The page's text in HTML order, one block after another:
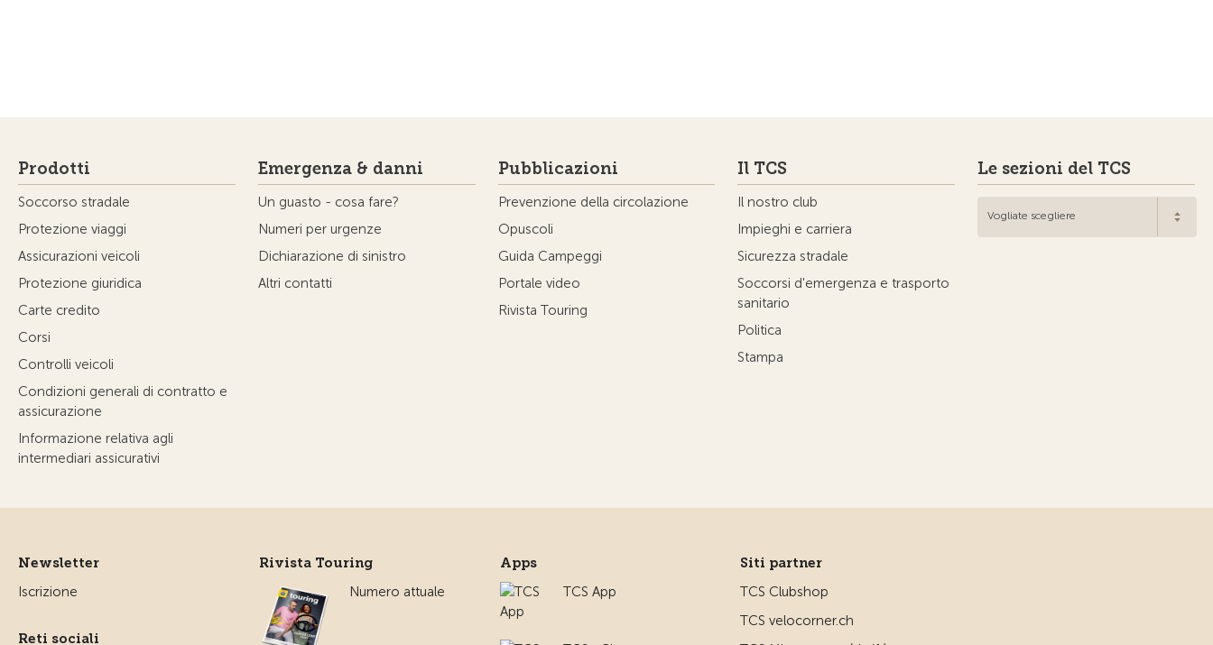
Prodotti
Soccorso stradale
Protezione viaggi
Assicurazioni veicoli
Protezione giuridica
Carte credito
Corsi
Controlli veicoli
Condizioni generali di contratto e
assicurazione
Informazione relativa agli
intermediari assicurativi
Emergenza & danni
Un guasto - cosa fare?
Numeri per urgenze
Dichiarazione di sinistro
Altri contatti
Pubblicazioni
Prevenzione della circolazione
Opuscoli
Guida Campeggi
Portale video
Rivista Touring
Il TCS
Il nostro club
Impieghi e carriera
Sicurezza stradale
Soccorsi d'emergenza e trasporto
sanitario
Politica
Stampa
Le sezioni del TCS
Vogliate scegliere
Newsletter
Iscrizione
Reti sociali
Rivista Touring
Numero attuale
Apps
TCS App
Siti partner
TCS Clubshop
TCS velocorner.ch